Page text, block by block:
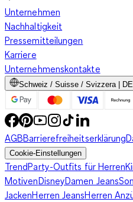
Unternehmen
Nachhaltigkeit
Pressemitteilungen
Karriere
Unternehmenskontakte
Schweiz / Suisse / Svizzera | DE
AGBBarrierefreiheitserklärung
Cookie-Einstellungen
TrendParty-Outfits für Herren
MotivenDisneyDamen Jeans
JackenHerren JeansHerren